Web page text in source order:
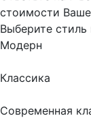
стоимости
Выберите стиль
Модерн
Классика
Современная